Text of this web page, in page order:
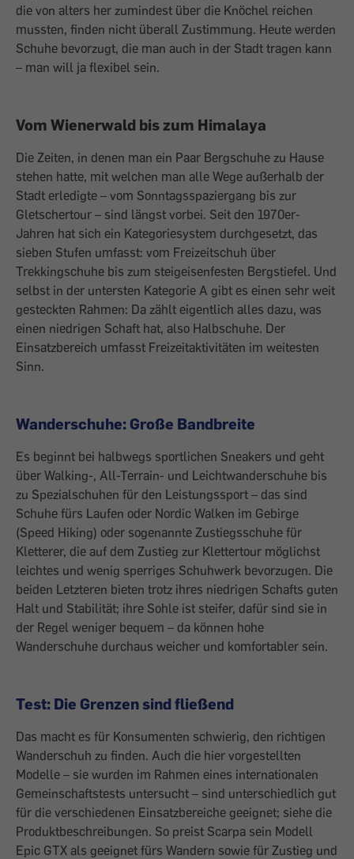
die von alters her zumindest über die Knöchel reichen
mussten, finden nicht überall Zustimmung. Heute werden
Schuhe bevorzugt, die man auch in der Stadt tragen kann
– man will ja flexibel sein.
Vom Wienerwald bis zum Himalaya
Die Zeiten, in denen man ein Paar Bergschuhe zu Hause
stehen hatte, mit welchen man alle Wege außerhalb der
Stadt erledigte – vom Sonntagsspaziergang bis zur
Gletschertour – sind längst vorbei. Seit den 1970er-
Jahren hat sich ein Kategoriesystem durchgesetzt, das
sieben Stufen umfasst: vom Freizeitschuh über
Trekkingschuhe bis zum steigeisenfesten Bergstiefel. Und
selbst in der untersten Kategorie A gibt es einen sehr weit
gesteckten Rahmen: Da zählt eigentlich alles dazu, was
einen niedrigen Schaft hat, also Halbschuhe. Der
Einsatzbereich umfasst Freizeitaktivitäten im weitesten
Sinn.
Wanderschuhe: Große Bandbreite
Es beginnt bei halbwegs sportlichen Sneakers und geht
über Walking-, All-Terrain- und Leichtwanderschuhe bis
zu Spezialschuhen für den Leistungssport – das sind
Schuhe fürs Laufen oder Nordic Walken im Gebirge
(Speed Hiking) oder sogenannte Zustiegsschuhe für
Kletterer, die auf dem Zustieg zur Klettertour möglichst
leichtes und wenig sperriges Schuhwerk bevorzugen. Die
beiden Letz­teren bieten trotz ihres niedrigen Schafts guten
Halt und Stabilität; ihre Sohle ist steifer, dafür sind sie in
der Regel weniger ­bequem – da können hohe
Wanderschuhe durchaus weicher und komfortabler sein.
Test: Die Grenzen sind fließend
Das macht es für Konsumenten schwierig, den richtigen
Wanderschuh zu finden. Auch die hier vorgestellten
Modelle – sie wurden im Rahmen eines internationalen
Gemeinschaftstests untersucht – sind unterschiedlich gut
für die verschiedenen Einsatzbereiche geeignet; siehe die
Produktbeschreibungen. So preist Scarpa sein Modell
Epic GTX als geeignet fürs Wandern sowie für Zustieg und